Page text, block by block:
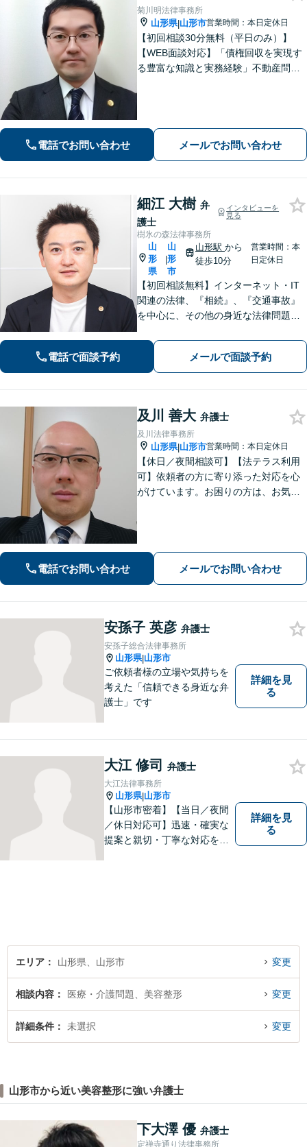
菊川明法律事務所
山形県|山形市営業時間：本日定休日
【初回相談30分無料（平日のみ）】
【WEB面談対応】「債権回収を実現す
る豊富な知識と実務経験」不動産問
【休日・夜間相談可】
電話でお問い合わせ メールでお問い合わせ
細江 大樹 弁
護士
インタビューを
見る
樹氷の森法律事務所
山
形
県
|
山
形
市
山形駅 から
徒歩10分
営業時間：本
日定休日
【初回相談無料】インターネット・IT
関連の法律、『相続』、『交通事故』
を中心に、その他の身近な法律問題も
ず、まずはお気軽にご相談ください
【オンライン相談可能】【完全個室】
【駐車場あり】【山形駅11分】
電話で面談予約 メールで面談予約
及川 善大 弁護士
及川法律事務所
山形県|山形市営業時間：本日定休日
【休日／夜間相談可】【法テラス利用
可】依頼者の方に寄り添った対応を心
がけています。お困りの方は、お気軽
電話でお問い合わせ メールでお問い合わせ
安孫子 英彦 弁護士
安孫子総合法律事務所
山形県|山形市
ご依頼者様の立場や気持ちを
考えた「信頼できる身近な弁
護士」です
詳細を見
る
大江 修司 弁護士
大江法律事務所
山形県|山形市
【山形市密着】【当日／夜間
／休日対応可】迅速・確実な
提案と親切・丁寧な対応をい
伝いをいたします。
詳細を見
る
エリア 山形県、山形市 変更
相談内容 医療・介護問題、美容整形 変更
詳細条件 未選択 変更
山形市から近い美容整形に強い弁護士
下大澤 優 弁護士
定禅寺通り法律事務所